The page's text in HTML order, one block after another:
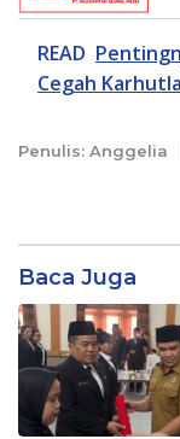
READ
Cegah Karhutla
Penulis: Anggelia
Baca Juga